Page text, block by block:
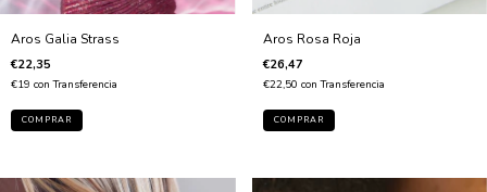
Aros Galia Strass
€22,35
€19 con Transferencia
Aros Rosa Roja
€26,47
€22,50 con Transferencia